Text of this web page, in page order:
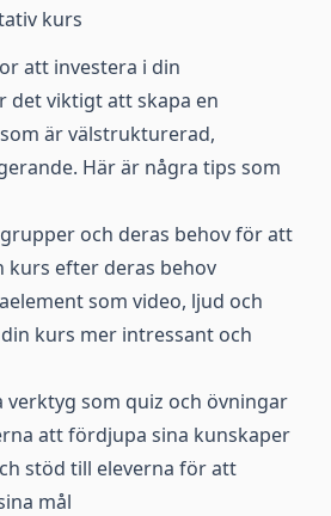
kurs
att investera i din
det viktigt att skapa en
är välstrukturerad,
Här är några tips som
och deras behov för att
kurs efter deras behov
som video, ljud och
kurs mer intressant och
verktyg som quiz och övningar
att fördjupa sina kunskaper
stöd till eleverna för att
mål